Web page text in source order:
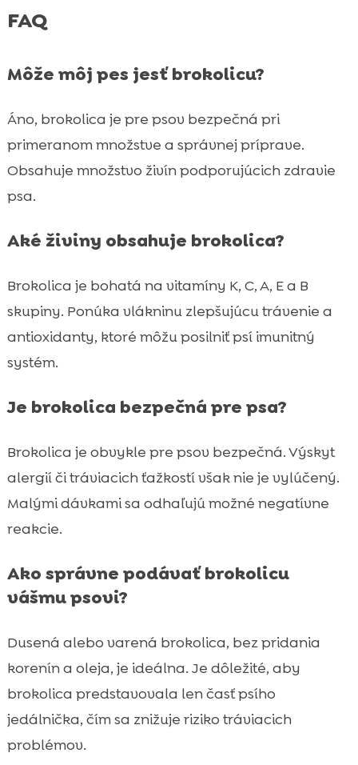
FAQ
Môže môj pes jesť brokolicu?
Áno, brokolica je pre psov bezpečná pri
primeranom množstve a správnej príprave.
Obsahuje množstvo živín podporujúcich zdravie
psa.
Aké živiny obsahuje brokolica?
Brokolica je bohatá na vitamíny K, C, A, E a B
skupiny. Ponúka vlákninu zlepšujúcu trávenie a
antioxidanty, ktoré môžu posilniť psí imunitný
systém.
Je brokolica bezpečná pre psa?
Brokolica je obvykle pre psov bezpečná. Výskyt
alergií či tráviacich ťažkostí však nie je vylúčený.
Malými dávkami sa odhaľujú možné negatívne
reakcie.
Ako správne podávať brokolicu
vášmu psovi?
Dusená alebo varená brokolica, bez pridania
korenín a oleja, je ideálna. Je dôležité, aby
brokolica predstavovala len časť psího
jedálnička, čím sa znižuje riziko tráviacich
problémov.